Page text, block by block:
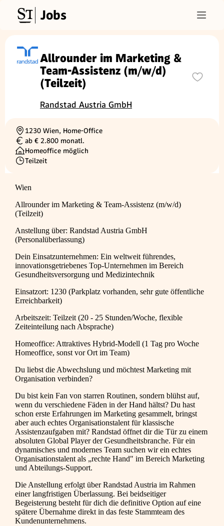
Jobs
Allrounder im Marketing &
Team-Assistenz (m/w/d)
(Teilzeit)
Randstad Austria GmbH
Ortschaft
1230 Wien, Home-Office
Gehalt
ab € 2.800 monatl.
Homeoffice möglich
Beschäftigungsart
Teilzeit
Wien
Allrounder im Marketing & Team-Assistenz (m/w/d)
(Teilzeit)
Anstellung über: Randstad Austria GmbH
(Personalüberlassung)
Dein Einsatzunternehmen: Ein weltweit führendes,
innovationsgetriebenes Top-Unternehmen im Bereich
Gesundheitsversorgung und Medizintechnik
Einsatzort: 1230 (Parkplatz vorhanden, sehr gute öffentliche
Erreichbarkeit)
Arbeitszeit: Teilzeit (20 - 25 Stunden/Woche, flexible
Zeiteinteilung nach Absprache)
Homeoffice: Attraktives Hybrid-Modell (1 Tag pro Woche
Homeoffice, sonst vor Ort im Team)
Du liebst die Abwechslung und möchtest Marketing mit
Organisation verbinden?
Du bist kein Fan von starren Routinen, sondern blühst auf,
wenn du verschiedene Fäden in der Hand hältst? Du hast
schon erste Erfahrungen im Marketing gesammelt, bringst
aber auch echtes Organisationstalent für klassische
Assistenzaufgaben mit? Randstad öffnet dir die Tür zu einem
absoluten Global Player der Gesundheitsbranche. Für ein
dynamisches und modernes Team suchen wir ein echtes
Organisationstalent als „rechte Hand" im Bereich Marketing
und Abteilungs-Support.
Die Anstellung erfolgt über Randstad Austria im Rahmen
einer langfristigen Überlassung. Bei beidseitiger
Begeisterung besteht für dich die definitive Option auf eine
spätere Übernahme direkt in das feste Stammteam des
Kundenunternehmens.